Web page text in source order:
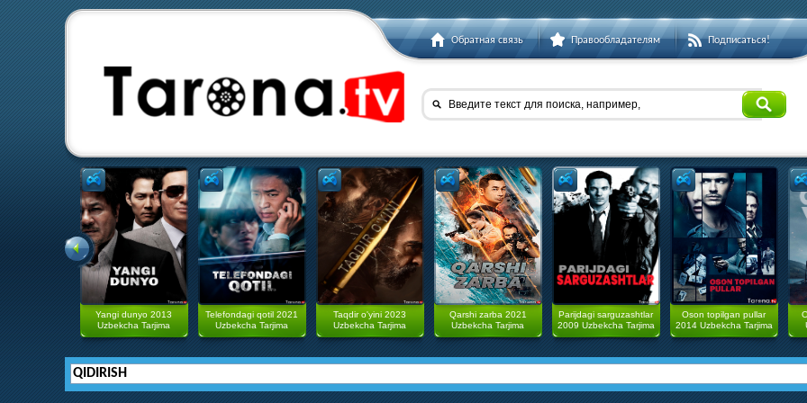
Обратная связь Правообладателям Подписаться!
Введите текст для поиска, например,
Yangi dunyo 2013
Uzbekcha Tarjima
Telefondagi qotil 2021
Uzbekcha Tarjima
Taqdir o'yini 2023
Uzbekcha Tarjima
Qarshi zarba 2021
Uzbekcha Tarjima
Parijdagi sarguzashtlar
2009 Uzbekcha Tarjima
Oson topilgan pullar
2014 Uzbekcha Tarjima